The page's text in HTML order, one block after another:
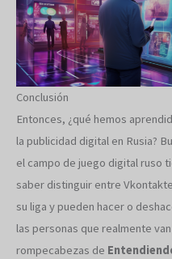
Conclusión
Entonces, ¿qué hemos
la publicidad digital en Rusia?
el campo de juego digital ruso
saber distinguir entre
su liga y pueden hacer o
las personas que realmente
rompecabezas de